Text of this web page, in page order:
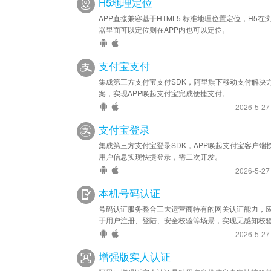
APP直接兼容基于HTML5 标准地理位置定位，H5在
器里面可以定位则在APP内也可以定位。
支付宝支付
集成第三方支付宝支付SDK，阿里旗下移动支付解决
案，实现APP唤起支付宝完成便捷支付。
2026-5-
支付宝登录
集成第三方支付宝登录SDK，APP唤起支付宝客户端
用户信息实现快捷登录，需二次开发。
2026-5-
本机号码认证
号码认证服务整合三大运营商特有的网关认证能力，
于用户注册、登陆、安全校验等场景，实现无感知校
2026-5-
增强版实人认证